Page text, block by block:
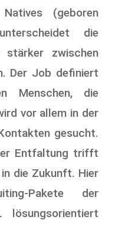
Natives (geboren
die
stärker zwischen
Der Job definiert
Menschen, die
vor allem in der
gesucht.
Entfaltung trifft
die Zukunft. Hier
Pakete der
lösungsorientiert